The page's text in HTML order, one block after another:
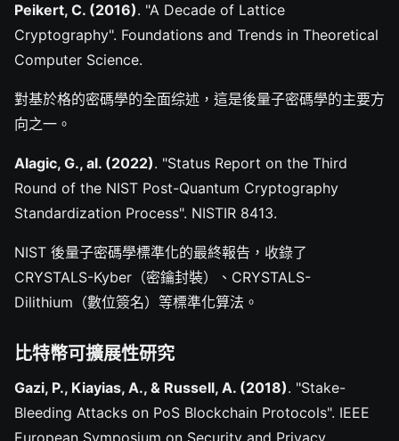
Peikert, C. (2016). "A Decade of Lattice
Cryptography". Foundations and Trends in Theoretical
Computer Science.
對基於格的密碼學的全面综述，這是後量子密碼學的主要方
向之一。
Alagic, G., al. (2022). "Status Report on the Third
Round of the NIST Post-Quantum Cryptography
Standardization Process". NISTIR 8413.
NIST 後量子密碼學標準化的最終報告，收錄了
CRYSTALS-Kyber（密鑰封裝）、CRYSTALS-
Dilithium（數位簽名）等標準化算法。
比特幣可擴展性研究
Gazi, P., Kiayias, A., & Russell, A. (2018). "Stake-
Bleeding Attacks on PoS Blockchain Protocols". IEEE